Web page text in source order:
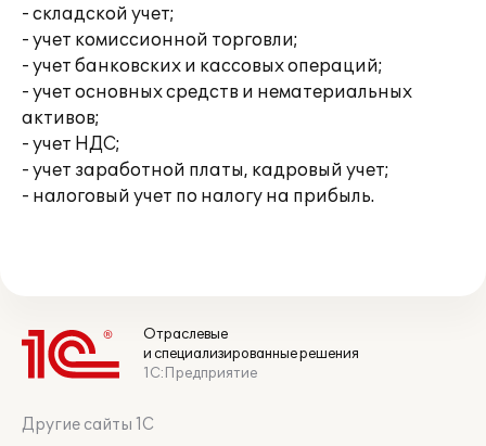
- складской учет;
- учет комиссионной торговли;
- учет банковских и кассовых операций;
- учет основных средств и нематериальных
активов;
- учет НДС;
- учет заработной платы, кадровый учет;
- налоговый учет по налогу на прибыль.
Отраслевые
и специализированные решения
1С:Предприятие
Другие сайты 1С